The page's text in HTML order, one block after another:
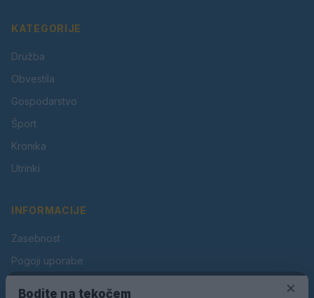
KATEGORIJE
Družba
Obvestila
Gospodarstvo
Šport
Kronika
Utrinki
INFORMACIJE
Zasebnost
Pogoji uporabe
×
Bodite na tekočem